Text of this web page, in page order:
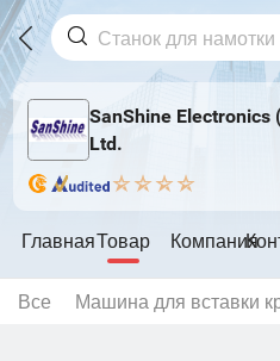
SanShine Electronics
Ltd.
ГлавнаяТовар Компания
Все Машина для вставки